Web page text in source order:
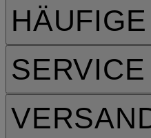
SERVICE